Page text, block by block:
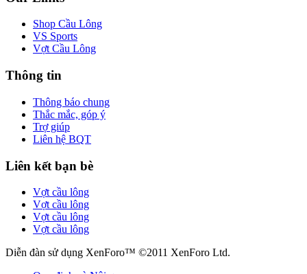
Shop Cầu Lông
VS Sports
Vợt Cầu Lông
Thông tin
Thông báo chung
Thắc mắc, góp ý
Trợ giúp
Liên hệ BQT
Liên kết bạn bè
Vợt cầu lông
Vợt cầu lông
Vợt cầu lông
Vợt cầu lông
Diễn đàn sử dụng XenForo™ ©2011 XenForo Ltd.